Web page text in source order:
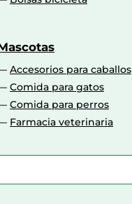
Accesorios para caballos
Comida para gatos
Comida para perros
Farmacia veterinaria